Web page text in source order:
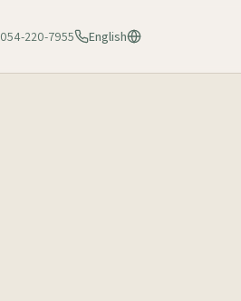
English
054-220-7955